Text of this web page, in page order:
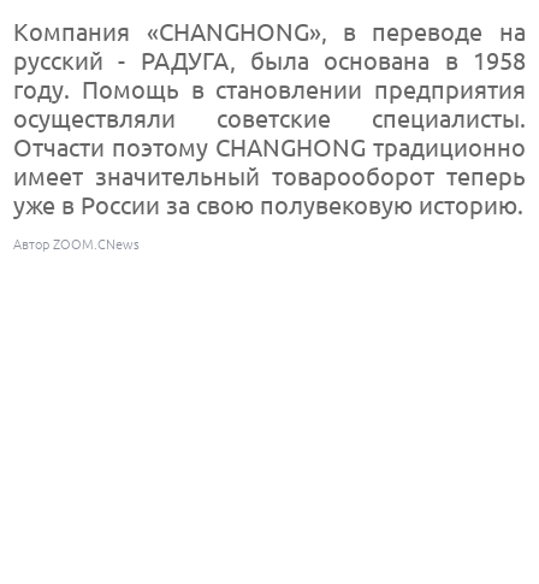
Компания «CHANGHONG», в переводе на
русский - РАДУГА, была основана в 1958
году. Помощь в становлении предприятия
осуществляли советские специалисты.
Отчасти поэтому CHANGHONG традиционно
имеет значительный товарооборот теперь
уже в России за свою полувековую историю.
Автор ZOOM.CNews